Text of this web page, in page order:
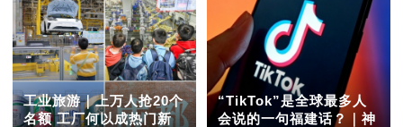
工业旅游｜上万人抢20个
名额 工厂何以成热门新
“TikTok”是全球最多人
会说的一句福建话？｜神